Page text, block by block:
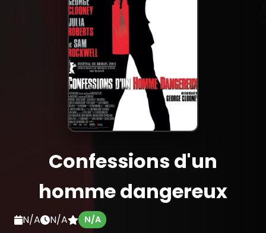
Confessions d'un
homme dangereux
N/A N/A N/A